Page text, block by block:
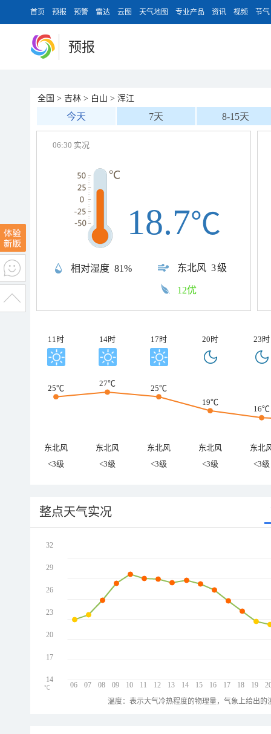
首页 预报 预警 雷达 云图 天气地图 专业产品 资讯 视频 节气
预报
全国 > 吉林 > 白山 > 浑江
今天 7天 8-15天
06:30 实况
相对湿度 81% 东北风 3级
18.7℃
12优
11时 14时 17时 20时 23时
25℃
27℃
25℃
19℃
16℃
东北风 东北风 东北风 东北风
东北
<3级
<3级 <3级 <3级 <3级
整点天气实况
06 07 08 09 10 11 12 13 14 15 16 17 18 19
32
29
26
23
20
17
14
℃
温度：表示大气冷热程度的物理量，气象上给出